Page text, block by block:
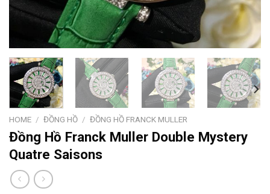
HOME / ĐỒNG HỒ / ĐỒNG HỒ FRANCK MULLER
Đồng Hồ Franck Muller Double Mystery
Quatre Saisons